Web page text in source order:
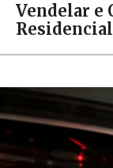
Vendelar e